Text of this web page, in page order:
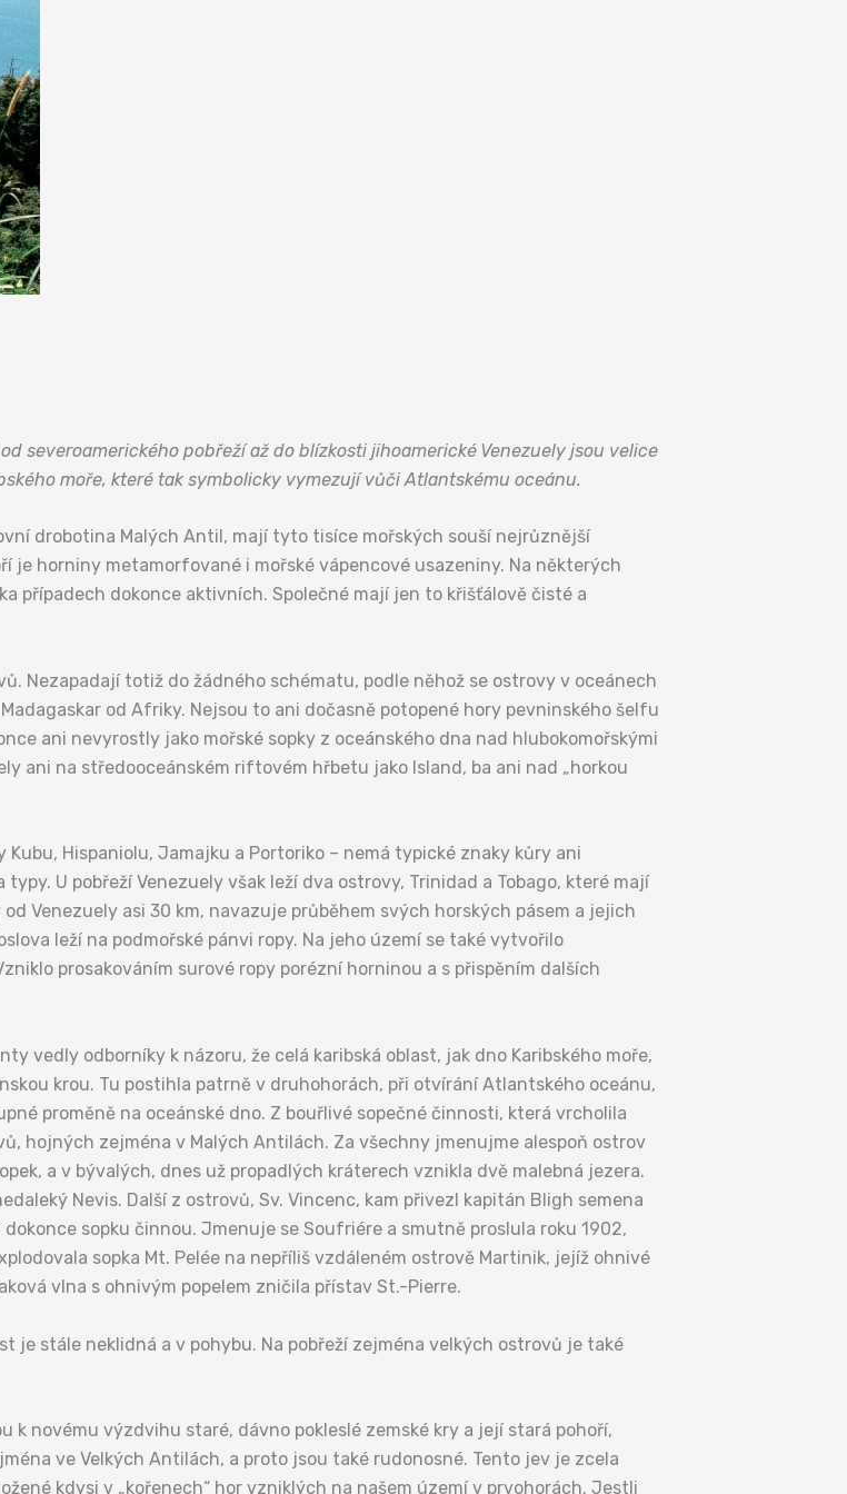
severoamerického pobřeží až do blízkosti jihoamerické Venezuely jsou velice
moře, které tak symbolicky vymezují vůči Atlantskému oceánu.
drobotina Malých Antil, mají tyto tisíce mořských souší nejrůznější
je horniny metamorfované i mořské vápencové usazeniny. Na některých
případech dokonce aktivních. Společné mají jen to křišťálově čisté a
Nezapadají totiž do žádného schématu, podle něhož se ostrovy v oceánech
od Afriky. Nejsou to ani dočasně potopené hory pevninského šelfu
ani nevyrostly jako mořské sopky z oceánského dna nad hlubokomořskými
ani na středooceánském riftovém hřbetu jako Island, ba ani nad „horkou
Hispaniolu, Jamajku a Portoriko – nemá typické znaky kůry ani
U pobřeží Venezuely však leží dva ostrovy, Trinidad a Tobago, které mají
Venezuely asi 30 km, navazuje průběhem svých horských pásem a jejich
leží na podmořské pánvi ropy. Na jeho území se také vytvořilo
prosakováním surové ropy porézní horninou a s přispěním dalších
vedly odborníky k názoru, že celá karibská oblast, jak dno Karibského moře,
krou. Tu postihla patrně v druhohorách, při otvírání Atlantského oceánu,
proměně na oceánské dno. Z bouřlivé sopečné činnosti, která vrcholila
hojných zejména v Malých Antilách. Za všechny jmenujme alespoň ostrov
a v bývalých, dnes už propadlých kráterech vznikla dvě malebná jezera.
Nevis. Další z ostrovů, Sv. Vincenc, kam přivezl kapitán Bligh semena
sopku činnou. Jmenuje se Soufriére a smutně proslula roku 1902,
sopka Mt. Pelée na nepříliš vzdáleném ostrově Martinik, jejíž ohnivé
vlna s ohnivým popelem zničila přístav St.-Pierre.
je stále neklidná a v pohybu. Na pobřeží zejména velkých ostrovů je také
k novému výzdvihu staré, dávno pokleslé zemské kry a její stará pohoří,
ve Velkých Antilách, a proto jsou také rudonosné. Tento jev je zcela
kdysi v „kořenech“ hor vzniklých na našem území v prvohorách. Jestli